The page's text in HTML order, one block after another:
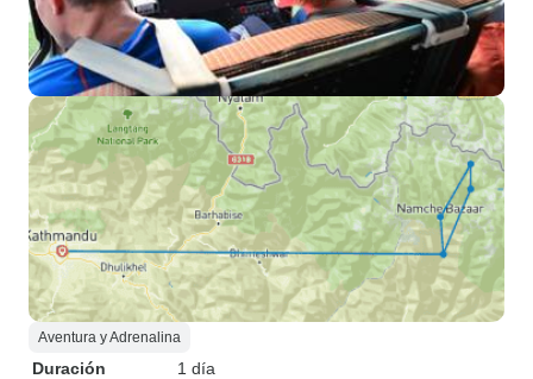
Aventura y Adrenalina
Duración
1 día